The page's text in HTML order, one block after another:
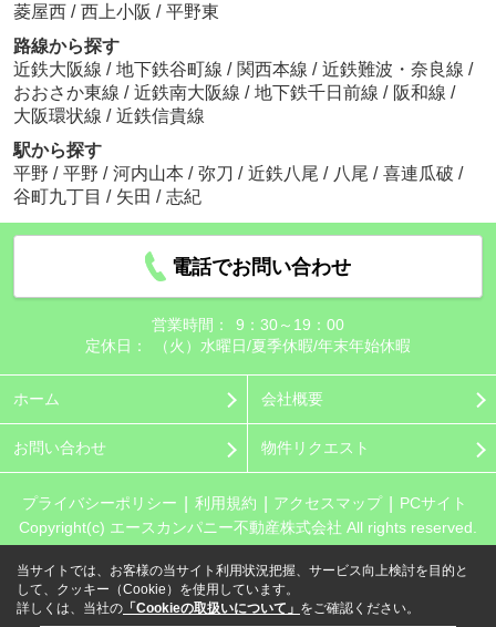
菱屋西 / 西上小阪 / 平野東
路線から探す
近鉄大阪線 / 地下鉄谷町線 / 関西本線 / 近鉄難波・奈良線 /
おおさか東線 / 近鉄南大阪線 / 地下鉄千日前線 / 阪和線 /
大阪環状線 / 近鉄信貴線
駅から探す
平野 / 平野 / 河内山本 / 弥刀 / 近鉄八尾 / 八尾 / 喜連瓜破 /
谷町九丁目 / 矢田 / 志紀
電話でお問い合わせ
営業時間：
9：30～19：00
定休日：
（火）水曜日/夏季休暇/年末年始休暇
ホーム 会社概要
お問い合わせ 物件リクエスト
プライバシーポリシー 利用規約 アクセスマップ
PCサイト
Copyright(c) エースカンパニー不動産株式会社 All rights reserved.
当サイトでは、お客様の当サイト利用状況把握、サービス向上検討を目的と
して、クッキー（Cookie）を使用しています。
詳しくは、当社の 「Cookieの取扱いについて」 をご確認ください。